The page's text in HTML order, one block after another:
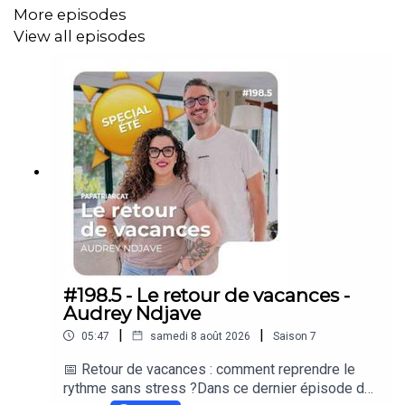
vraiment au feeling et personnel. On peut quand même
en parler si tu veux 😉
A très vite !
Cédric
Plus d'informations sur krys.com /sante
More episodes
View all episodes
#198.5 - Le retour de vacances -
Audrey Ndjave
05:47 | samedi 8 août 2026 | Saison 7
📅 Retour de vacances : comment reprendre le
rythme sans stress ?Dans ce dernier épisode de